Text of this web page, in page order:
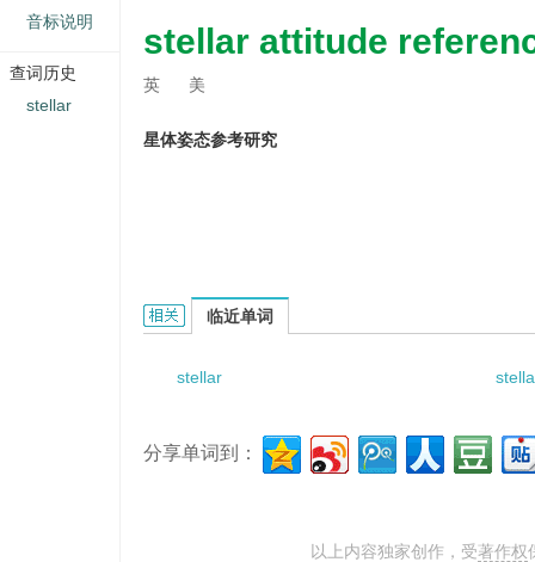
stellar attitude
英 美
星体姿态参考研究
Stellar Attitude Reference Study的相关资料：
临近单词
stellar
分享单词到：
以上内容独家创作，受著作权
音标说明
查词历史
stellar